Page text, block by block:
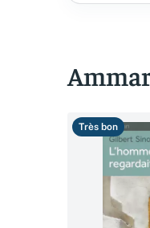
Très bon